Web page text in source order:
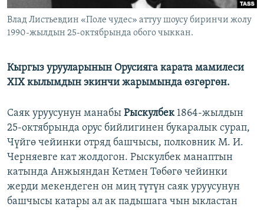
ЭЕ/АРнун бардык сайттары
Влад Листьевдин «Поле чудес» аттуу шоусу биринчи жолу
1990-жылдын 25-октябрында обого чыккан.
Кыргыз урууларынын Орусияга карата мамилеси
XIX кылымдын экинчи жарымында өзгөргөн.
Саяк уруусунун манабы Рыскулбек1864-жылдын
25-октябрында орус бийлигинен букаралык сурап,
Чүйгө чейинки отряд башчысы, полковник М. И.
Черняевге кат жолдогон. Рыскулбек манаптын
катында Анжыяндан Кетмен Төбөгө чейинки
жерди мекендеген он миң түтүн саяк уруусунун
башчысы катары ал ак падышага чын ыкластан